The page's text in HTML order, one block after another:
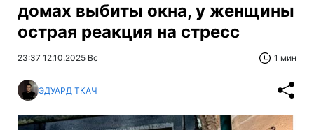
домах выбиты окна, у женщины
острая реакция на стресс
23:37 12.10.2025 Вс 1 мин
ЭДУАРД ТКАЧ